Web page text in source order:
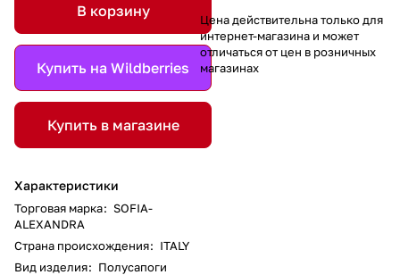
В корзину
Купить на Wildberries
Купить в магазине
Характеристики
Торговая марка: SOFIA-
ALEXANDRA
Страна происхождения: ITALY
Вид изделия: Полусапоги
Цена действительна только для
интернет-магазина и может
отличаться от цен в розничных
магазинах